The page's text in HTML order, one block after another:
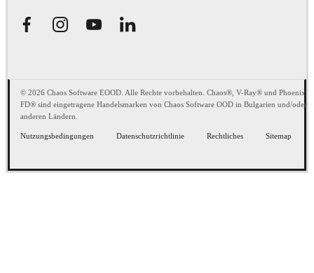
© 2026 Chaos Software EOOD. Alle Rechte vorbehalten. Chaos®, V-Ray® und Phoenix
FD® sind eingetragene Handelsmarken von Chaos Software OOD in Bulgarien und/oder
anderen Ländern.
Nutzungsbedingungen Datenschutzrichtlinie Rechtliches Sitemap